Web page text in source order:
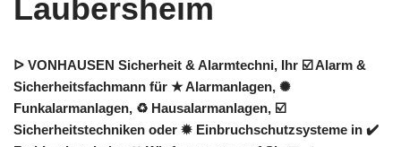
Laubersheim
ᐅ VONHAUSEN Sicherheit & Alarmtechni, Ihr ☑️ Alarm &
Sicherheitsfachmann für ★ Alarmanlagen, ✺
Funkalarmanlagen, ♻ Hausalarmanlagen, ☑️
Sicherheitstechniken oder ✹ Einbruchschutzsysteme in ✔️